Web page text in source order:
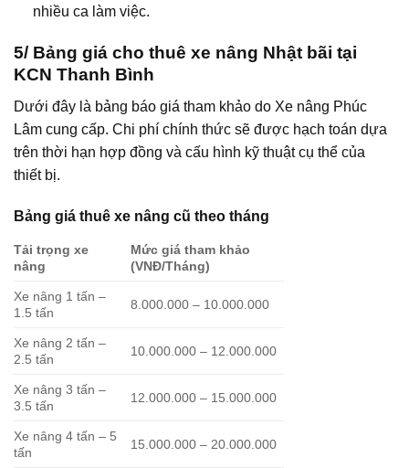
nhiều ca làm việc.
5/ Bảng giá cho thuê xe nâng Nhật bãi tại
KCN Thanh Bình
Dưới đây là bảng báo giá tham khảo do Xe nâng Phúc
Lâm cung cấp. Chi phí chính thức sẽ được hạch toán dựa
trên thời hạn hợp đồng và cấu hình kỹ thuật cụ thể của
thiết bị.
Bảng giá thuê xe nâng cũ theo tháng
Tải trọng xe
nâng
Mức giá tham khảo
(VNĐ/Tháng)
Xe nâng 1 tấn –
1.5 tấn
8.000.000 – 10.000.000
Xe nâng 2 tấn –
2.5 tấn
10.000.000 – 12.000.000
Xe nâng 3 tấn –
3.5 tấn
12.000.000 – 15.000.000
Xe nâng 4 tấn – 5
tấn
15.000.000 – 20.000.000